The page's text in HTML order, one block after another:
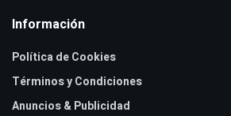
Información
Política de Cookies
Términos y Condiciones
Anuncios & Publicidad